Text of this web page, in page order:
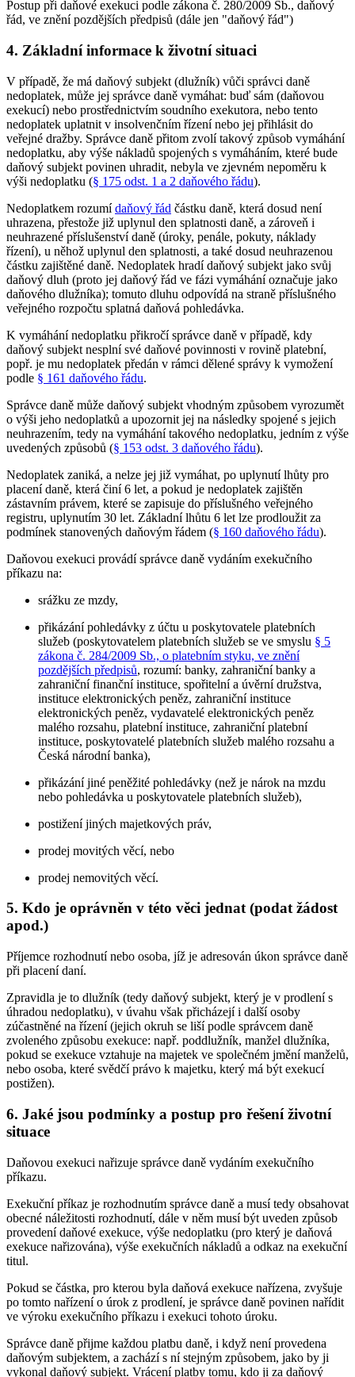
Postup při daňové exekuci podle zákona č. 280/2009 Sb., daňový
řád, ve znění pozdějších předpisů (dále jen "daňový řád")
4. Základní informace k životní situaci
V případě, že má daňový subjekt (dlužník) vůči správci daně
nedoplatek, může jej správce daně vymáhat: buď sám (daňovou
exekucí) nebo prostřednictvím soudního exekutora, nebo tento
nedoplatek uplatnit v insolvenčním řízení nebo jej přihlásit do
veřejné dražby. Správce daně přitom zvolí takový způsob vymáhání
nedoplatku, aby výše nákladů spojených s vymáháním, které bude
daňový subjekt povinen uhradit, nebyla ve zjevném nepoměru k
výši nedoplatku (§ 175 odst. 1 a 2 daňového řádu).
Nedoplatkem rozumídaňový řád částku daně, která dosud není
uhrazena, přestože již uplynul den splatnosti daně, a zároveň i
neuhrazené příslušenství daně (úroky, penále, pokuty, náklady
řízení), u něhož uplynul den splatnosti, a také dosud neuhrazenou
částku zajištěné daně. Nedoplatek hradí daňový subjekt jako svůj
daňový dluh (proto jej daňový řád ve fázi vymáhání označuje jako
daňového dlužníka); tomuto dluhu odpovídá na straně příslušného
veřejného rozpočtu splatná daňová pohledávka.
K vymáhání nedoplatku přikročí správce daně v případě, kdy
daňový subjekt nesplní své daňové povinnosti v rovině platební,
popř. je mu nedoplatek předán v rámci dělené správy k vymožení
podle § 161 daňového řádu.
Správce daně může daňový subjekt vhodným způsobem vyrozumět
o výši jeho nedoplatků a upozornit jej na následky spojené s jejich
neuhrazením, tedy na vymáhání takového nedoplatku, jedním z výše
uvedených způsobů (§ 153 odst. 3 daňového řádu).
Nedoplatek zaniká, a nelze jej již vymáhat, po uplynutí lhůty pro
placení daně, která činí 6 let, a pokud je nedoplatek zajištěn
zástavním právem, které se zapisuje do příslušného veřejného
registru, uplynutím 30 let. Základní lhůtu 6 let lze prodloužit za
podmínek stanovených daňovým řádem (§ 160 daňového řádu).
Daňovou exekuci provádí správce daně vydáním exekučního
příkazu na:
srážku ze mzdy,
přikázání pohledávky z účtu u poskytovatele platebních
služeb (poskytovatelem platebních služeb se ve smyslu § 5
zákona č. 284/2009 Sb., o platebním styku, ve znění
pozdějších předpisů, rozumí: banky, zahraniční banky a
zahraniční finanční instituce, spořitelní a úvěrní družstva,
instituce elektronických peněz, zahraniční instituce
elektronických peněz, vydavatelé elektronických peněz
malého rozsahu, platební instituce, zahraniční platební
instituce, poskytovatelé platebních služeb malého rozsahu a
Česká národní banka),
přikázání jiné peněžité pohledávky (než je nárok na mzdu
nebo pohledávka u poskytovatele platebních služeb),
postižení jiných majetkových práv,
prodej movitých věcí, nebo
prodej nemovitých věcí.
5. Kdo je oprávněn v této věci jednat (podat žádost
apod.)
Příjemce rozhodnutí nebo osoba, jíž je adresován úkon správce daně
při placení daní.
Zpravidla je to dlužník (tedy daňový subjekt, který je v prodlení s
úhradou nedoplatku), v úvahu však přicházejí i další osoby
zúčastněné na řízení (jejich okruh se liší podle správcem daně
zvoleného způsobu exekuce: např. poddlužník, manžel dlužníka,
pokud se exekuce vztahuje na majetek ve společném jmění manželů,
nebo osoba, které svědčí právo k majetku, který má být exekucí
postižen).
6. Jaké jsou podmínky a postup pro řešení životní
situace
Daňovou exekuci nařizuje správce daně vydáním exekučního
příkazu.
Exekuční příkaz je rozhodnutím správce daně a musí tedy obsahovat
obecné náležitosti rozhodnutí, dále v něm musí být uveden způsob
provedení daňové exekuce, výše nedoplatku (pro který je daňová
exekuce nařizována), výše exekučních nákladů a odkaz na exekuční
titul.
Pokud se částka, pro kterou byla daňová exekuce nařízena, zvyšuje
po tomto nařízení o úrok z prodlení, je správce daně povinen nařídit
ve výroku exekučního příkazu i exekuci tohoto úroku.
Správce daně přijme každou platbu daně, i když není provedena
daňovým subjektem, a zachází s ní stejným způsobem, jako by ji
vykonal daňový subjekt. Vrácení platby tomu, kdo ji za daňový